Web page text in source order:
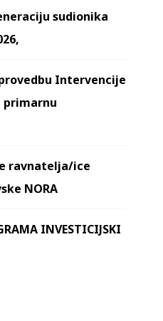
sudionika
Intervencije
primarnu
ravnatelja/ice
NORA
INVESTICIJSKI